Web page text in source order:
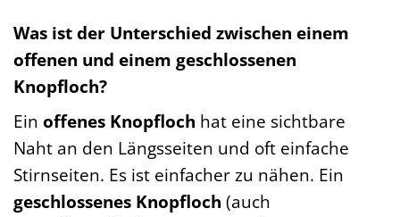
Was ist der Unterschied zwischen einem
offenen und einem geschlossenen
Knopfloch?
Ein offenes Knopfloch hat eine sichtbare
Naht an den Längsseiten und oft einfache
Stirnseiten. Es ist einfacher zu nähen. Ein
geschlossenes Knopfloch (auch